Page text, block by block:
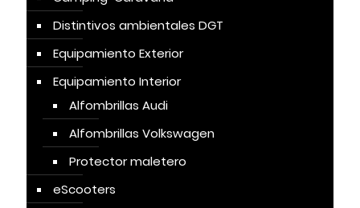
Distintivos ambientales DGT
Equipamiento Exterior
Equipamiento Interior
Alfombrillas Audi
Alfombrillas Volkswagen
Protector maletero
eScooters